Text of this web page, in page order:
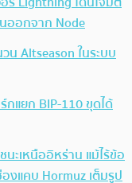
ออกจาก Node
น Altseason ในระบบ
แยก BIP-110 ขุดได้
ะเหนืออิหร่าน แม้ไร้ข้อ
งแคบ Hormuz เต็มรูป